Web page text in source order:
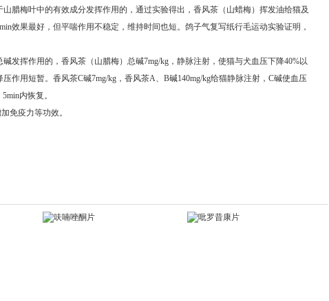
腊梅叶中的有效成分发挥作用的，通过实验得出，香风茶（山蜡梅）挥发油给猫及
效果最好，但平喘作用不稳定，维持时间也短。鸽子气复写纸行毛运动实验证明，
发挥作用的，香风茶（山腊梅）总碱7mg/kg，静脉注射，使猫与犬血压下降40%以
作用短暂。香风茶C碱7mg/kg，香风茶A、B碱140mg/kg给猫静脉注射，C碱使血压
内恢复。
免疫力等功效。